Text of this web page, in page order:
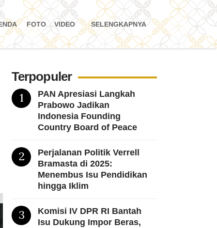
FOTO VIDEO SELENGKAPNYA
Terpopuler
1
PAN Apresiasi Langkah
Prabowo Jadikan
Indonesia Founding
Country Board of Peace
2
Perjalanan Politik Verrell
Bramasta di 2025:
Menembus Isu Pendidikan
hingga Iklim
3
Komisi IV DPR RI Bantah
Isu Dukung Impor Beras,